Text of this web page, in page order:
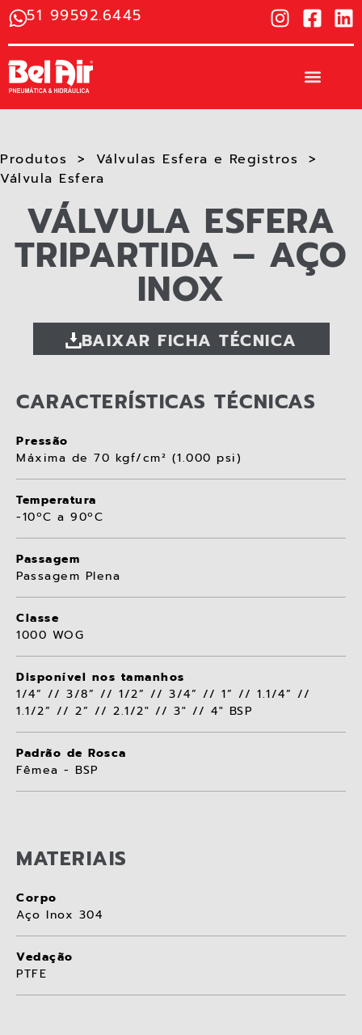
51 99592.6445
Produtos
Válvulas Esfera e Registros
Válvula Esfera
VÁLVULA ESFERA
TRIPARTIDA – AÇO
INOX
BAIXAR FICHA TÉCNICA
CARACTERÍSTICAS TÉCNICAS
Pressão
Máxima de 70 kgf/cm² (1.000 psi)
Temperatura
-10ºC a 90ºC
Passagem
Passagem Plena
Classe
1000 WOG
Disponível nos tamanhos
1/4” // 3/8” // 1/2” // 3/4” // 1” // 1.1/4” //
1.1/2” // 2” // 2.1/2" // 3" // 4" BSP
Padrão de Rosca
Fêmea - BSP
MATERIAIS
Corpo
Aço Inox 304
Vedação
PTFE